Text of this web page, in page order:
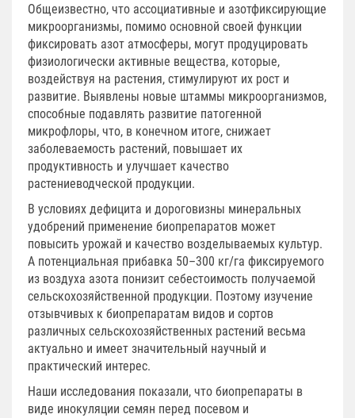
Общеизвестно, что ассоциативные и азотфиксирующие
микроорганизмы, помимо основной своей функции
фиксировать азот атмосферы, могут продуцировать
физиологически активные вещества, которые,
воздействуя на растения, стимулируют их рост и
развитие. Выявлены новые штаммы микроорганизмов,
способные подавлять развитие патогенной
микрофлоры, что, в конечном итоге, снижает
заболеваемость растений, повышает их
продуктивность и улучшает качество
растениеводческой продукции.
В условиях дефицита и дороговизны минеральных
удобрений применение биопрепаратов может
повысить урожай и качество возделываемых культур.
А потенциальная прибавка 50–300 кг/га фиксируемого
из воздуха азота понизит себестоимость получаемой
сельскохозяйственной продукции. Поэтому изучение
отзывчивых к биопрепаратам видов и сортов
различных сельскохозяйственных растений весьма
актуально и имеет значительный научный и
практический интерес.
Наши исследования показали, что биопрепараты в
виде инокуляции семян перед посевом и